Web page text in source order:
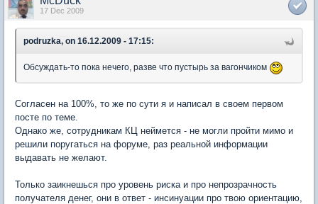
17 Dec 2009
podruzka, on 16.12.2009 - 17:15:
Обсуждать-то пока нечего, разве что пустырь за вагончиком
Согласен на 100%, то же по сути я и написал в своем первом
посте по теме.
Однако же, сотрудникам КЦ неймется - не могли пройти мимо и
решили поругаться на форуме, раз реальной информации
выдавать не желают.
Только заикнешься про уровень риска и про непрозрачность
получателя денег, они в ответ - инсинуации про твою ориентацию,